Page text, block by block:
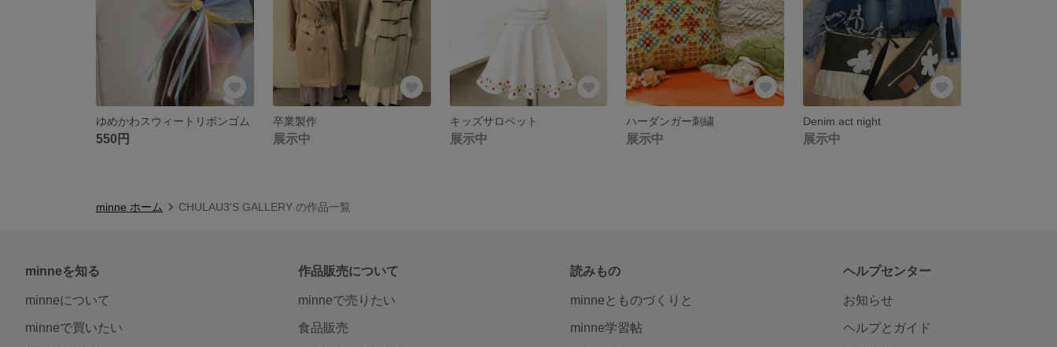
ゆめかわスウィートリボンゴム
550円
卒業製作
展示中
キッズサロペット
展示中
ハーダンガー刺繍
展示中
Denim act night
展示中
minne ホーム CHULAU3'S GALLERY の作品一覧
minneを知る
minneについて
minneで買いたい
作品販売について
minneで売りたい
食品販売
読みもの
minneとものづくりと
minne学習帖
ヘルプセンター
お知らせ
ヘルプとガイド